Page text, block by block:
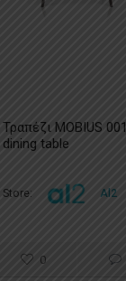
Τραπέζι MOBIUS 001
dining table
Store: Al2
0